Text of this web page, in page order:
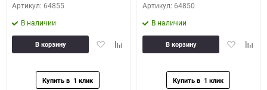
Артикул: 64855
В наличии
ДобавитьДобавить
В корзину
Артикул: 64850
В наличии
Добавить
В корзину